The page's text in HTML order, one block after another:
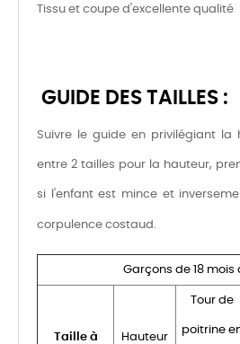
Tissu et coupe d'excellente qualité
GUIDE DES TAILLES :
Suivre le guide en privilégiant la
entre 2 tailles pour la hauteur,
si l'enfant est mince et
corpulence costaud.
Garçons de 18 mois
Taille à Hauteur
Tour de
poitrine